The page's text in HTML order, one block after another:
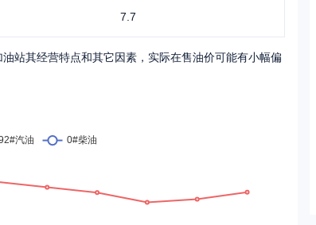
7.7
站其经营特点和其它因素，实际在售油价可能有小幅偏